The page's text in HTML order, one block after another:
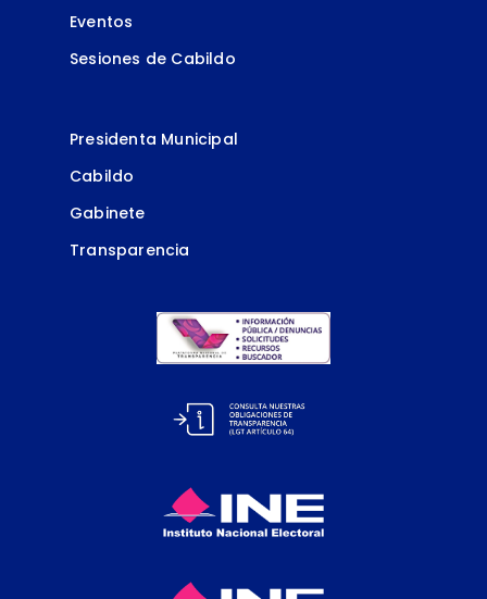
Eventos
Sesiones de Cabildo
Presidenta Municipal
Cabildo
Gabinete
Transparencia